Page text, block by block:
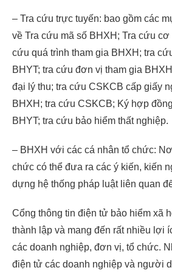
– Tra cứu trực tuyến: bao gồm các
về Tra cứu mã số BHXH; Tra cứu cơ
cứu quá trình tham gia BHXH; tra
BHYT; tra cứu đơn vị tham gia
đại lý thu; tra cứu CSKCB cấp giấy
BHXH; tra cứu CSKCB; Ký hợp
BHYT; tra cứu bảo hiểm thất nghiệp.
– BHXH với các cá nhân tổ chức:
chức có thể đưa ra các ý kiến, kiến
dựng hệ thống pháp luật liên quan
Cổng thông tin điện tử bảo hiểm xã
thành lập và mang đến rất nhiều lợi
các doanh nghiệp, đơn vị, tổ chức.
điện tử các doanh nghiệp và người